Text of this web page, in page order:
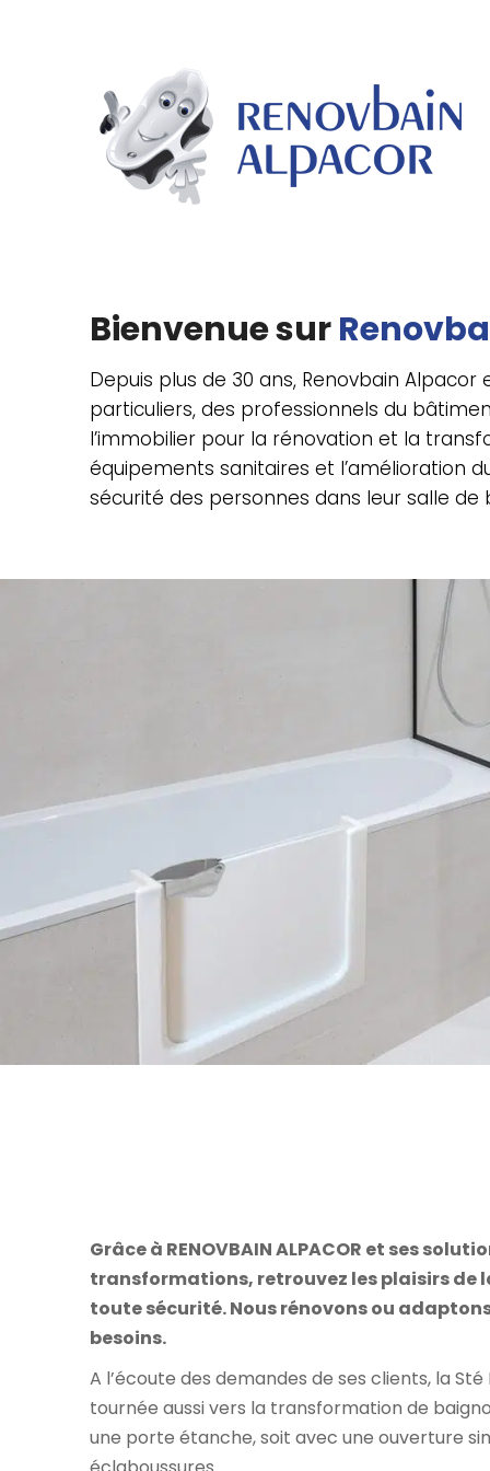
Bienvenue sur
Depuis plus de 30 ans, Renovbain Alpacor
particuliers, des professionnels du
l’immobilier pour la rénovation et la
équipements sanitaires et l’amélioration
sécurité des personnes dans leur salle de
Grâce à RENOVBAIN ALPACOR et ses
transformations, retrouvez les plaisirs de
toute sécurité.Nous rénovons ou
besoins.
A l’écoute des demandes de ses clients, la
tournée aussi vers la transformation de
une porte étanche, soit avec une ouverture